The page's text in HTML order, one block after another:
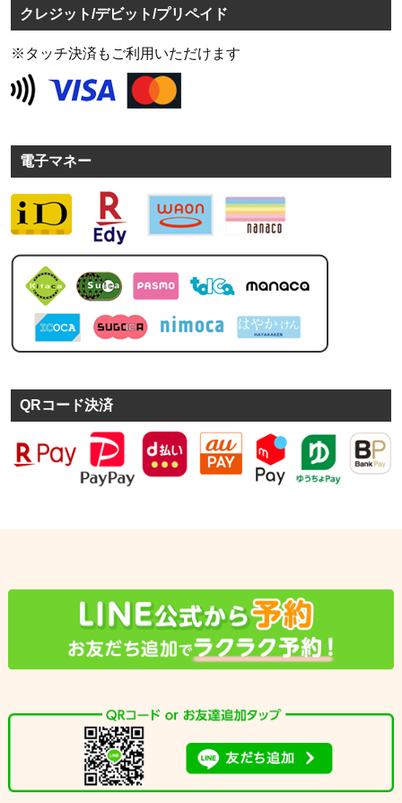
クレジット/デビット/プリペイド
※タッチ決済もご利用いただけます
電子マネー
QRコード決済